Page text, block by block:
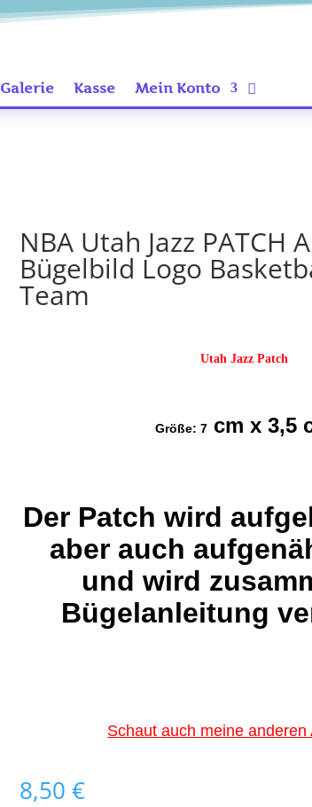
Galerie Kasse Mein Konto
NBA Utah Jazz PATCH
Bügelbild Logo
Team
Utah Jazz Patch
Größe: 7 cm x 3,5
Der Patch wird
aber auch
und wird
Bügelanleitung
Schaut auch meine anderen
8,50 €